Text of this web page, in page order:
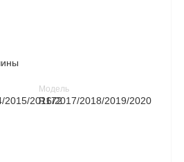
2015/2016/2017/2018/2019/2020
Модель
R172